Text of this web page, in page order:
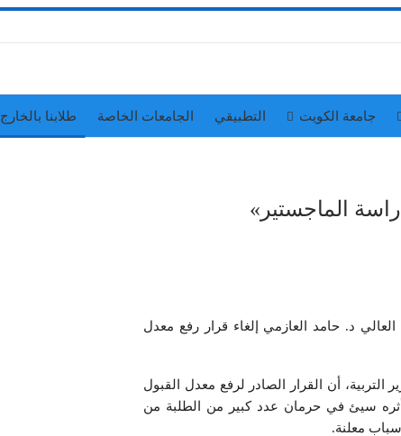
جامعة الكويت التطبيقي الجامعات الخاصة طلابنا بالخارج
الماجستير»
العالي د. حامد العازمي إلغاء قرار رفع معدل
التربية، أن القرار الصادر لرفع معدل القبول
سيئ في حرمان عدد كبير من الطلبة من
معلنة.